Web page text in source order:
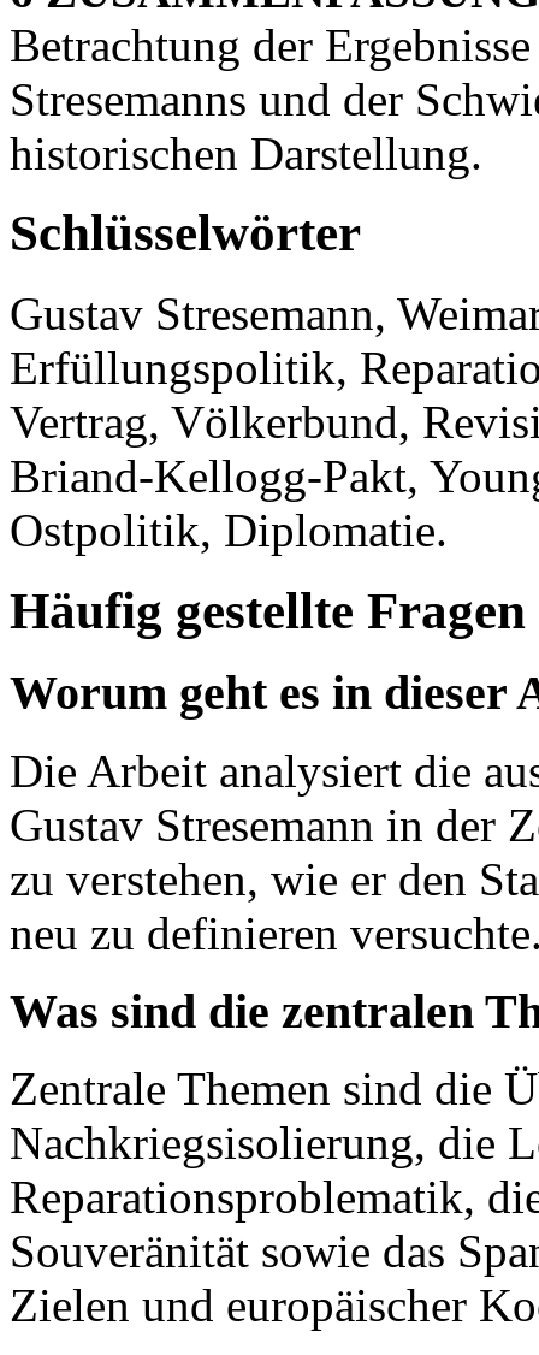
Betrachtung der
Stresemanns und der
historischen Darstellung.
Schlüsselwörter
Gustav Stresemann,
Erfüllungspolitik,
Vertrag, Völkerbund,
Briand-Kellogg-Pakt,
Ostpolitik, Diplomatie.
Häufig gestellte Fragen
Worum geht es in dieser
Die Arbeit analysiert die
Gustav Stresemann in der
zu verstehen, wie er den
neu zu definieren
Was sind die zentralen
Zentrale Themen sind die
Nachkriegsisolierung, die
Reparationsproblematik,
Souveränität sowie das
Zielen und europäischer